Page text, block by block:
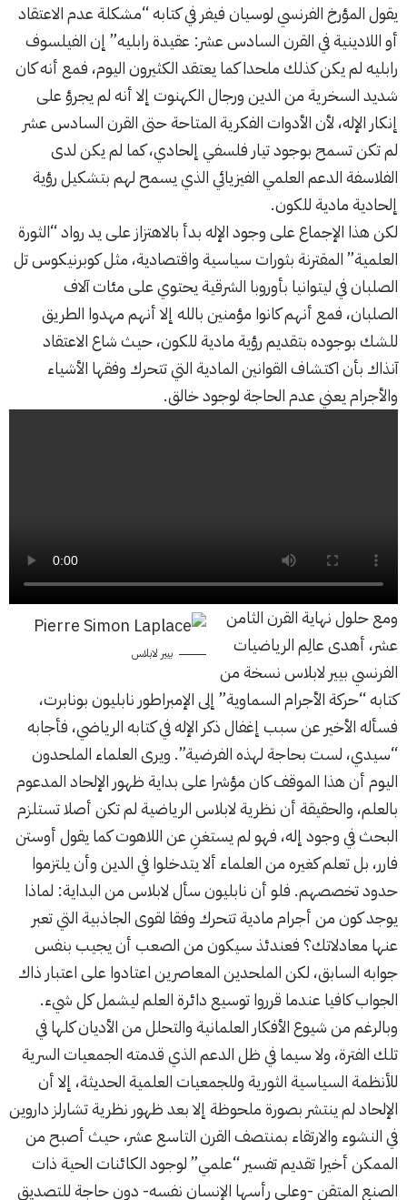
يقول المؤرخ الفرنسي لوسيان فيفر في كتابه “مشكلة عدم الاعتقاد
أو اللادينية في القرن السادس عشر: عقيدة رابليه” إن الفيلسوف
رابليه لم يكن كذلك ملحدا كما يعتقد الكثيرون اليوم، فمع أنه كان
شديد السخرية من الدين ورجال الكهنوت إلا أنه لم يجرؤ على
إنكار الإله، لأن الأدوات الفكرية المتاحة حتى القرن السادس عشر
لم تكن تسمح بوجود تيار فلسفي إلحادي، كما لم يكن لدى
الفلاسفة الدعم العلمي الفيزيائي الذي يسمح لهم بتشكيل رؤية
إلحادية مادية للكون.
لكن هذا الإجماع على وجود الإله بدأ بالاهتزاز على يد رواد “الثورة
العلمية” المقترنة بثورات سياسية واقتصادية، مثل كوبرنيكوس تل
الصلبان في ليتوانيا بأوروبا الشرقية يحتوي على مئات آلاف
الصلبان، فمع أنهم كانوا مؤمنين بالله إلا أنهم مهدوا الطريق
للشك بوجوده بتقديم رؤية مادية للكون، حيث شاع الاعتقاد
آنذاك بأن اكتشاف القوانين المادية التي تتحرك وفقها الأشياء
والأجرام يعني عدم الحاجة لوجود خالق.
بيير لابلاس
ومع حلول نهاية القرن الثامن
عشر، أهدى عالِم الرياضيات
الفرنسي بيير لابلاس نسخة من
كتابه “حركة الأجرام السماوية” إلى الإمبراطور نابليون بونابرت،
فسأله الأخير عن سبب إغفال ذكر الإله في كتابه الرياضي، فأجابه
“سيدي، لست بحاجة لهذه الفرضية”. ويرى العلماء الملحدون
اليوم أن هذا الموقف كان مؤشرا على بداية ظهور الإلحاد المدعوم
بالعلم، والحقيقة أن نظرية لابلاس الرياضية لم تكن أصلا تستلزم
البحث في وجود إله، فهو لم يستغنِ عن اللاهوت كما يقول أوستن
فارر، بل تعلم كغيره من العلماء ألا يتدخلوا في الدين وأن يلتزموا
حدود تخصصهم. فلو أن نابليون سأل لابلاس من البداية: لماذا
يوجد كون من أجرام مادية تتحرك وفقا لقوى الجاذبية التي تعبر
عنها معادلاتك؟ فعندئذ سيكون من الصعب أن يجيب بنفس
جوابه السابق، لكن الملحدين المعاصرين اعتادوا على اعتبار ذاك
الجواب كافيا عندما قرروا توسيع دائرة العلم ليشمل كل شيء.
وبالرغم من شيوع الأفكار العلمانية والتحلل من الأديان كلها في
تلك الفترة، ولا سيما في ظل الدعم الذي قدمته الجمعيات السرية
للأنظمة السياسية الثورية وللجمعيات العلمية الحديثة، إلا أن
الإلحاد لم ينتشر بصورة ملحوظة إلا بعد ظهور نظرية تشارلز داروين
في النشوء والارتقاء بمنتصف القرن التاسع عشر، حيث أصبح من
الممكن أخيرا تقديم تفسير “علمي” لوجود الكائنات الحية ذات
الصنع المتقن -وعلى رأسها الإنسان نفسه- دون حاجة للتصديق